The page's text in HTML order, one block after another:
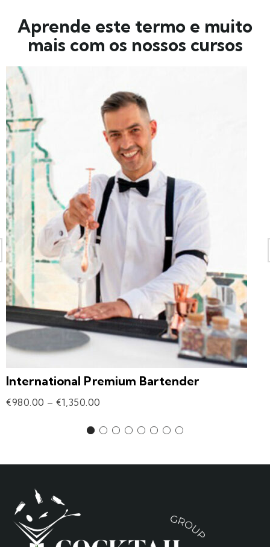
Aprende este termo e muito
mais com os nossos cursos
International Premium Bartender
€980.00 – €1,350.00